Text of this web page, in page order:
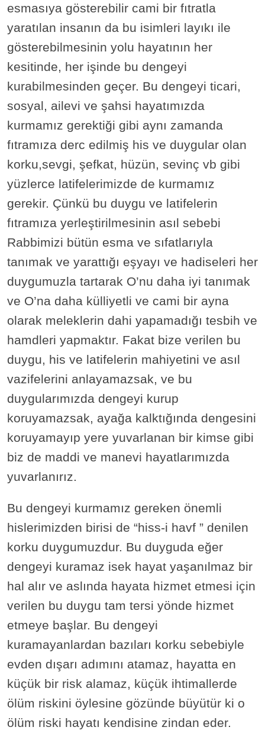
esmasıya gösterebilir cami bir fıtratla
yaratılan insanın da bu isimleri layıkı ile
gösterebilmesinin yolu hayatının her
kesitinde, her işinde bu dengeyi
kurabilmesinden geçer. Bu dengeyi ticari,
sosyal, ailevi ve şahsi hayatımızda
kurmamız gerektiği gibi aynı zamanda
fıtramıza derc edilmiş his ve duygular olan
korku,sevgi, şefkat, hüzün, sevinç vb gibi
yüzlerce latifelerimizde de kurmamız
gerekir. Çünkü bu duygu ve latifelerin
fıtramıza yerleştirilmesinin asıl sebebi
Rabbimizi bütün esma ve sıfatlarıyla
tanımak ve yarattığı eşyayı ve hadiseleri her
duygumuzla tartarak O’nu daha iyi tanımak
ve O’na daha külliyetli ve cami bir ayna
olarak meleklerin dahi yapamadığı tesbih ve
hamdleri yapmaktır. Fakat bize verilen bu
duygu, his ve latifelerin mahiyetini ve asıl
vazifelerini anlayamazsak, ve bu
duygularımızda dengeyi kurup
koruyamazsak, ayağa kalktığında dengesini
koruyamayıp yere yuvarlanan bir kimse gibi
biz de maddi ve manevi hayatlarımızda
yuvarlanırız.
Bu dengeyi kurmamız gereken önemli
hislerimizden birisi de “hiss-i havf ” denilen
korku duygumuzdur. Bu duyguda eğer
dengeyi kuramaz isek hayat yaşanılmaz bir
hal alır ve aslında hayata hizmet etmesi için
verilen bu duygu tam tersi yönde hizmet
etmeye başlar. Bu dengeyi
kuramayanlardan bazıları korku sebebiyle
evden dışarı adımını atamaz, hayatta en
küçük bir risk alamaz, küçük ihtimallerde
ölüm riskini öylesine gözünde büyütür ki o
ölüm riski hayatı kendisine zindan eder.